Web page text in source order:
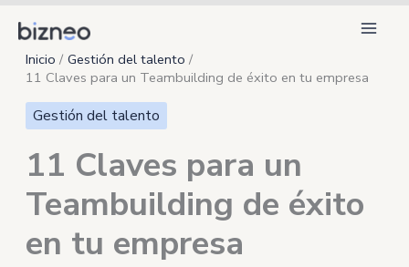
contenido
Inicio
Gestión del talento
11 Claves para un Teambuilding de éxito en tu empresa
Gestión del talento
11 Claves para un
Teambuilding de éxito
en tu empresa